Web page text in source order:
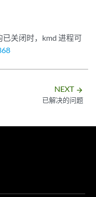
关闭时，kmd 进程可
NEXT arrow_forward
已解决的问题